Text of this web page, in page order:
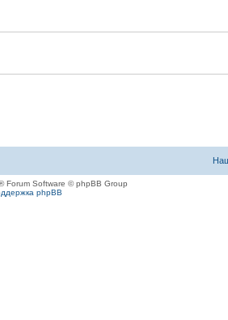
Forum Software © phpBB Group
phpBB